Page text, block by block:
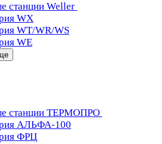
станции Weller
WX
WT/WR/WS
WE
станции ТЕРМОПРО
АЛЬФА-100
ФРЦ